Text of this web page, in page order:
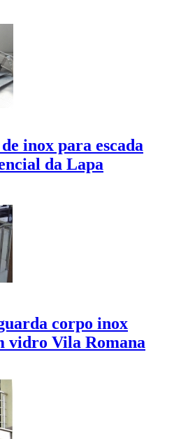
inox para escada
da Lapa
corpo inox
vidro Vila Romana